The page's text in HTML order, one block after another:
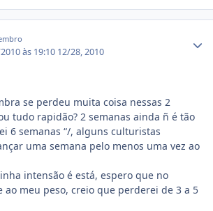
às 19:10 12/28, 2010
se perdeu muita coisa nessas 2
tudo rapidão? 2 semanas ainda ñ é tão
6 semanas “/, alguns culturistas
uma semana pelo menos uma vez ao
intensão é está, espero que no
ao meu peso, creio que perderei de 3 a 5